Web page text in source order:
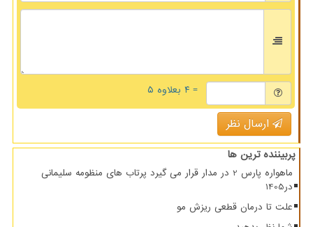
= ۴ بعلاوه ۵
ارسال نظر
پربیننده ترین ها
ماهواره پارس 2 در مدار قرار می گیرد پرتاب های منظومه سلیمانی
در1405
علت تا درمان قطعی ریزش مو